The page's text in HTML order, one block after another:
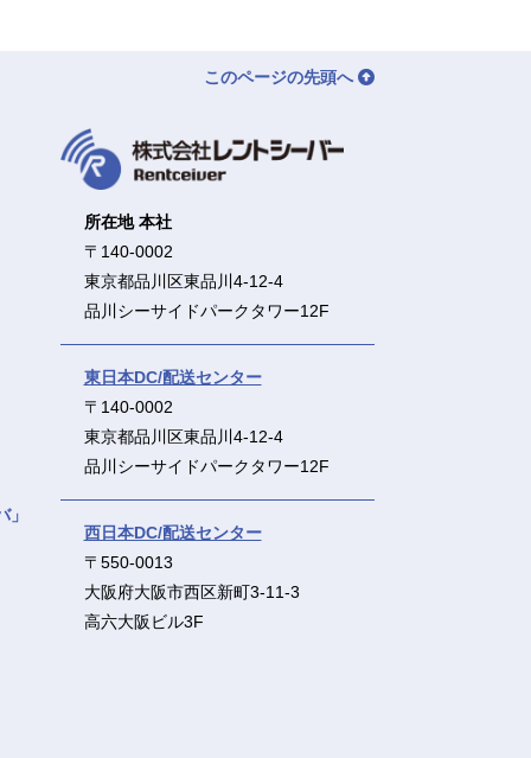
このページの先頭へ
所在地 本社
〒140-0002
東京都品川区東品川4-12-4
品川シーサイドパークタワー12F
東日本DC/配送センター
〒140-0002
東京都品川区東品川4-12-4
品川シーサイドパークタワー12F
西日本DC/配送センター
〒550-0013
大阪府大阪市西区新町3-11-3
高六大阪ビル3F